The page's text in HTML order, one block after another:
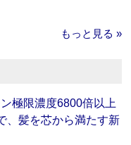
もっと見る »
極限濃度6800倍以上
、髪を芯から満たす新